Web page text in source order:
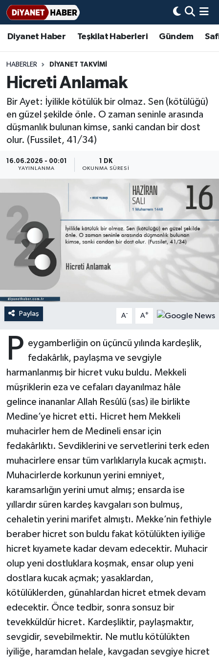
Diyanet Haber Teşkilat Haberleri Gündem
HABERLER DIYANET TAKVIMI
Hicreti Anlamak
Bir Ayet: İyilikle kötülük bir olmaz. Sen (kötülüğü)
en güzel şekilde önle. O zaman seninle arasında
düşmanlık bulunan kimse, sanki candan bir dost
olur. (Fussilet, 41/34)
16.06.2026 - 00:01
YAYINLANMA
1 DK
OKUNMA SÜRESI
Paylaş A- A+
P eygamberliğin on üçüncü yılında kardeşlik,
fedakârlık, paylaşma ve sevgiyle
harmanlanmış bir hicret vuku buldu. Mekkeli
müşriklerin eza ve cefaları dayanılmaz hâle
gelince inananlar Allah Resûlü (sas) ile birlikte
Medine’ye hicret etti. Hicret hem Mekkeli
muhacirler hem de Medineli ensar için
fedakârlıktı. Sevdiklerini ve servetlerini terk eden
muhacirlere ensar tüm varlıklarıyla kucak açmıştı.
Muhacirlerde korkunun yerini emniyet,
karamsarlığın yerini umut almış; ensarda ise
yıllardır süren kardeş kavgaları son bulmuş,
cehaletin yerini marifet almıştı. Mekke’nin fethiyle
beraber hicret son buldu fakat kötülükten iyiliğe
hicret kıyamete kadar devam edecektir. Muhacir
olup yeni dostluklara koşmak, ensar olup yeni
dostlara kucak açmak; yasaklardan,
kötülüklerden, günahlardan hicret etmek devam
edecektir. Önce tedbir, sonra sonsuz bir
tevekküldür hicret. Kardeşliktir, paylaşmaktır,
sevgidir, sevebilmektir. Ne mutlu kötülükten
iyiliğe, haramdan helale, kavgadan sevgiye hicret
Diyanet Haber
Teşkilat Haberleri
Adana Müftülüğü
Adıyaman Müftülüğü
Afyonkarahisar Müftülüğü
Ağrı Müftülüğü
Aksaray Müftülüğü
Amasya Müftülüğü
Antalya Müftülüğü
Ardahan Müftülüğü
Artvin Müftülüğü
Aydın Müftülüğü
Balıkesir Müftülüğü
Batman Müftülüğü
Bayburt Müftülüğü
Bilecik Müftülüğü
Bingöl Müftülüğü
Bitlis Müftülüğü
Bolu Müftülüğü
Burdur Müftülüğü
Bursa Müftülüğü
Çanakkale Müftülüğü
Çorum Müftülüğü
Denizli Müftülüğü
Gündem
#Keşfet
Bir Ayet
Bir Hikaye
Biyografiler
Dini kavramlar
Diyanet Bilgi
Diyanet Takvimi
Hadislerle İslam
Kudüs
Kurban
Mukabele
Peygamberimizin Hayatı
Sahabeler
Zekat
Basında Bugün
DİYANET eKİTAP
Aile Dergisi
Aylık Dergi
TDV
Hutbeler
DİYANET AKADEMİ
DİYANET GENÇLİK
DİYANET RADYO/TV
Dünya
Eğitim
İmam Hatip Okulları
Kültür-Sanat
Aile
Sağlık
Makaleler
Başmakale
Duyurular
Podcast
Hadis-i Şerifler
Hayat Okumaları
Biyografiler
Diyanet TV
Nöbetçi Eczaneler
Hava Durumu
Ankara Namaz Vakitleri
Trafik Durumu
Süper Lig Puan Durumu ve Fikstür
Tüm Manşetler
Haber Arşivi